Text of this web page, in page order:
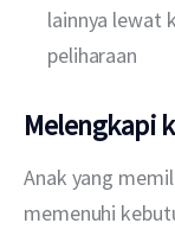
lainnya lewat
peliharaan
Melengkapi
Anak yang
memenuhi